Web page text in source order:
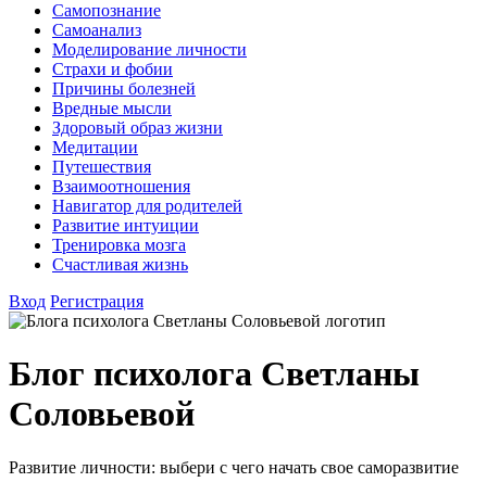
Самопознание
Самоанализ
Моделирование личности
Страхи и фобии
Причины болезней
Вредные мысли
Здоровый образ жизни
Медитации
Путешествия
Взаимоотношения
Навигатор для родителей
Развитие интуиции
Тренировка мозга
Счастливая жизнь
Вход Регистрация
Блог психолога Светланы
Соловьевой
Развитие личности: выбери с чего начать свое саморазвитие